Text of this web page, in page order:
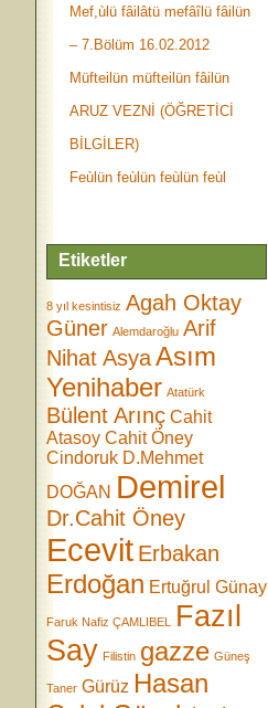
Mef,ùlü fâilâtü mefâîlü fâilün
– 7.Bölüm 16.02.2012
Müfteilün müfteilün fâilün
ARUZ VEZNİ (ÖĞRETİCİ
BİLGİLER)
Feùlün feùlün feùlün feùl
Etiketler
8 yıl kesintisiz Agah Oktay
Güner Alemdaroğlu Arif
Nihat AsyaAsım
Yenihaber Atatürk
Bülent Arınç Cahit
Atasoy Cahit Öney
Cindoruk D.Mehmet
DOĞAN Demirel
Dr.Cahit Öney
Ecevit Erbakan
Erdoğan Ertuğrul Günay
Faruk Nafiz ÇAMLIBEL
Fazıl
Say Filistin gazze Güneş
Taner Gürüz Hasan